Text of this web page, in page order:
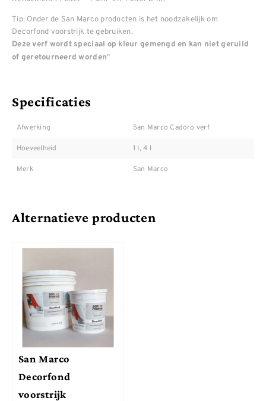
Tip: Onder de San Marco producten is het noodzakelijk om
Decorfond voorstrijk te gebruiken.
Deze verf wordt speciaal op kleur gemengd en kan niet geruild
of geretourneerd worden"
Specificaties
Afwerking San Marco Cadoro verf
Hoeveelheid 1 l, 4 l
Merk San Marco
Alternatieve producten
San Marco
Decorfond
voorstrijk